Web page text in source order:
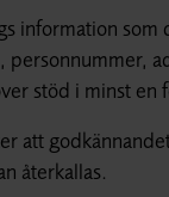
information
stöd i minst
att
återkallas.